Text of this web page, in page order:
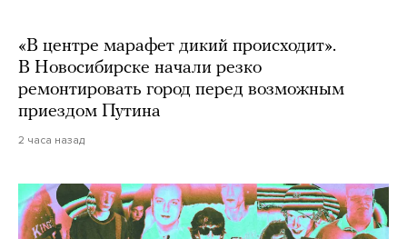
«В центре марафет дикий происходит».
В Новосибирске начали резко
ремонтировать город перед возможным
приездом Путина
2 часа назад